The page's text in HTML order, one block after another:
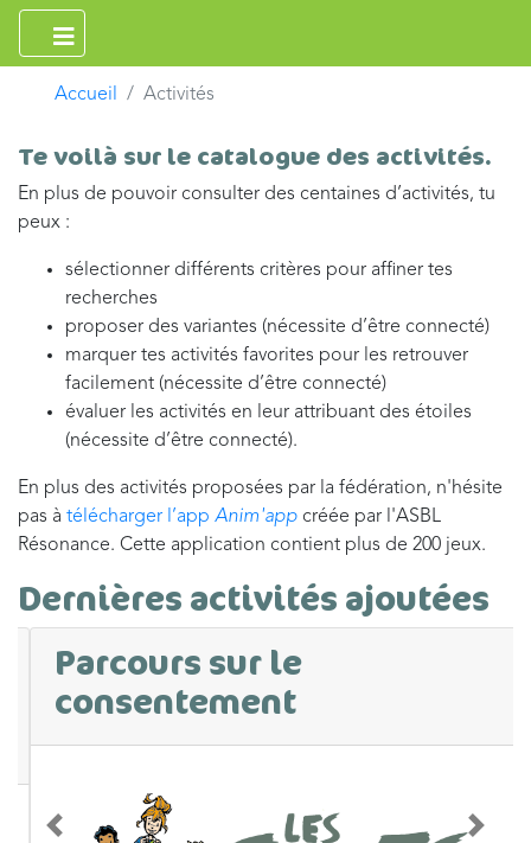
Accueil Activités
Te voilà sur le catalogue des activités.
En plus de pouvoir consulter des centaines d’activités, tu
peux :
sélectionner différents critères pour affiner tes
recherches
proposer des variantes (nécessite d’être connecté)
marquer tes activités favorites pour les retrouver
facilement (nécessite d’être connecté)
évaluer les activités en leur attribuant des étoiles
(nécessite d’être connecté).
En plus des activités proposées par la fédération, n'hésite
pas à télécharger l’app Anim'app créée par l'ASBL
Résonance. Cette application contient plus de 200 jeux.
Dernières activités ajoutées
Parcours sur le
consentement
Précédent